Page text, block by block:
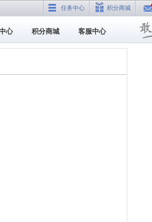
任务中心 积分商城
心 积分商城 客服中心